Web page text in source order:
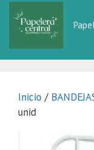
Inicio /
unid